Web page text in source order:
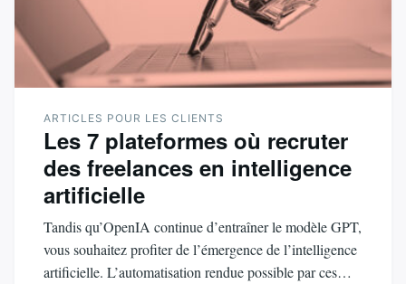
ARTICLES POUR LES CLIENTS
Les 7 plateformes où recruter
des freelances en intelligence
artificielle
Tandis qu’OpenIA continue d’entraîner le modèle GPT,
vous souhaitez profiter de l’émergence de l’intelligence
artificielle. L’automatisation rendue possible par ces…